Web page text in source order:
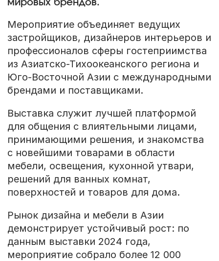
мировых брендов.
Мероприятие объединяет ведущих
застройщиков, дизайнеров интерьеров и
профессионалов сферы гостеприимства
из Азиатско-Тихоокеанского региона и
Юго-Восточной Азии с международными
брендами и поставщиками.
Выставка служит лучшей платформой
для общения с влиятельными лицами,
принимающими решения, и знакомства
с новейшими товарами в области
мебели, освещения, кухонной утвари,
решений для ванных комнат,
поверхностей и товаров для дома.
Рынок дизайна и мебели в Азии
демонстрирует устойчивый рост: по
данным выставки 2024 года,
мероприятие собрало более 12 000